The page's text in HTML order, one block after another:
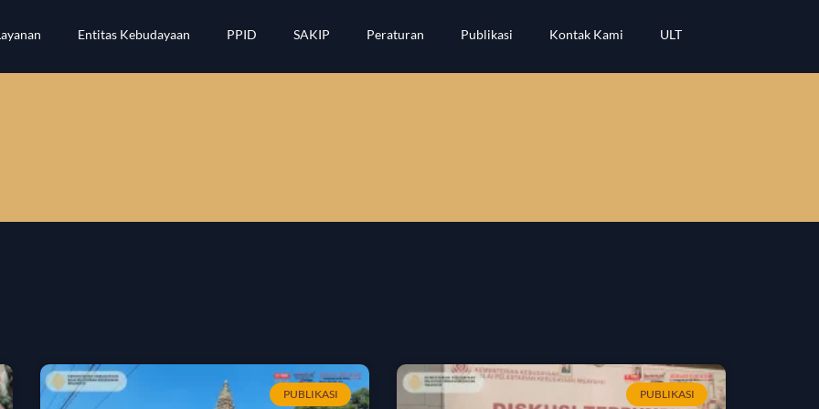
Entitas Kebudayaan PPID SAKIP Peraturan Publikasi Kontak Kami ULT
PUBLIKASI PUBLIKASI